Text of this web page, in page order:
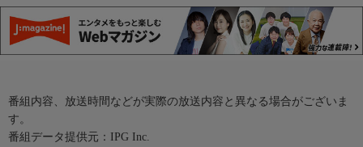
番組内容、放送時間などが実際の放送内容と異なる場合がございま
す。
番組データ提供元：IPG Inc.